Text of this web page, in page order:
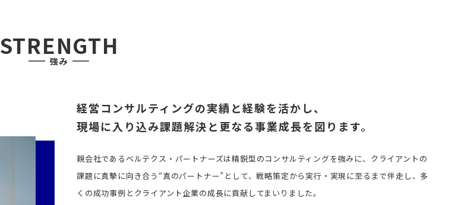
STRENGTH
強み
経営コンサルティングの実績と経験を活かし、
現場に入り込み課題解決と更なる事業成長を図ります。
親会社であるベルテクス・パートナーズは精鋭型のコンサルティングを強みに、クライアントの
課題に真摯に向き合う“真のパートナー”として、戦略策定から実行・実現に至るまで伴走し、多
くの成功事例とクライアント企業の成長に貢献してまいりました。